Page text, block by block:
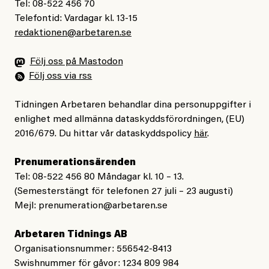
händelsen under de senaste 150 åren är endast
omkring 0,5 grader.
Han avslutar:
”Modellerna förutspår något som ligger utanför ramen
för allt vi någonsin har observerat.”
Skäl till panik? Ja.
Gaslightande debattklimat om
klimatet
här verkligheten som vårt offentliga samtal befinner
sig. Ingenstans säger någon som det är. Till och med
diskriminering på etnisk grund.
Många tror nog att Sverige behandlar romer och EU-
rasismen är mer uttalad. Kommitténs yttrande vänder
på många sätt upp och ner på idén om den svenska
givmildheten och blottlägger en stat som givit upp på
sitt ansvar gentemot europeiska medborgare och de
mänskliga rättigheterna.
Undviker vård av rädsla för
kostnader
Gävle faktureras 179 251 kronor. Kostnaderna är
förstås omöjliga för en person i marginaliserad tillvaro
Tel: 08-522 456 70
Telefontid: Vardagar kl. 13-15
redaktionen@arbetaren.se
Följ oss på Mastodon
Följ oss via rss
Tidningen Arbetaren behandlar dina personuppgifter i
enlighet med allmänna dataskyddsförordningen, (EU)
2016/679. Du hittar vår dataskyddspolicy här.
Prenumerationsärenden
Tel: 08-522 456 80 Måndagar kl. 10 – 13.
(Semesterstängt för telefonen 27 juli – 23 augusti)
Mejl: prenumeration@arbetaren.se
Arbetaren Tidnings AB
Organisationsnummer: 556542-8413
Swishnummer för gåvor: 1234 809 984